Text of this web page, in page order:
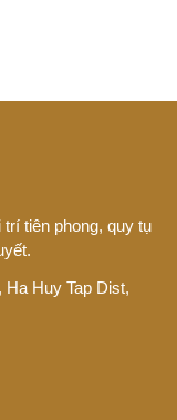
tiên phong, quy tụ
Ha Huy Tap Dist,